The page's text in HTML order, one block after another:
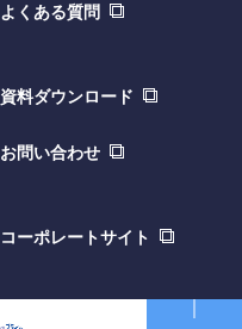
よくある質問
資料ダウンロード
お問い合わせ
コーポレートサイト